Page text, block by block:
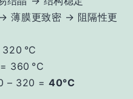
薄膜更致密 → 阻隔性更
°C
360 °C
– 320 =40°C